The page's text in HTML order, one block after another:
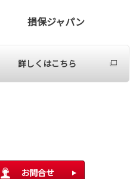
損保ジャパン
詳しくはこちら
お問合せ